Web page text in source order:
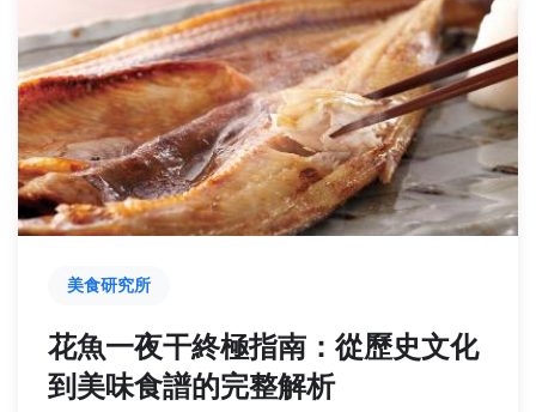
美食研究所
花魚一夜干終極指南：從歷史文化
到美味食譜的完整解析